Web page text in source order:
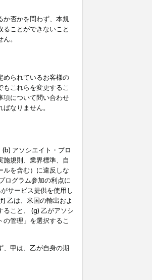
か否かを問わず、本規
ことができないこと
。
められているお客様の
これらを変更するこ
項について問い合わせ
なりません。
アソシエイト・プロ
規則、業界標準、自
ルを含む）に違反しな
ログラム参加の利点に
サービス提供を使用し
乙は、米国の輸出およ
こと、 (g) 乙がアソシ
管理」を選択するこ
、甲は、乙が自身の期